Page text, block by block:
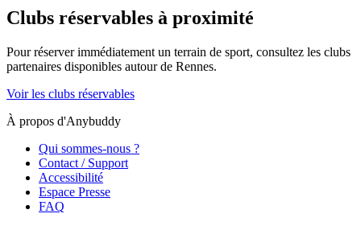
Clubs réservables à proximité
Pour réserver immédiatement un terrain de sport, consultez les clubs
partenaires disponibles autour de Rennes.
Voir les clubs réservables
À propos d'Anybuddy
Qui sommes-nous ?
Contact / Support
Accessibilité
Espace Presse
FAQ